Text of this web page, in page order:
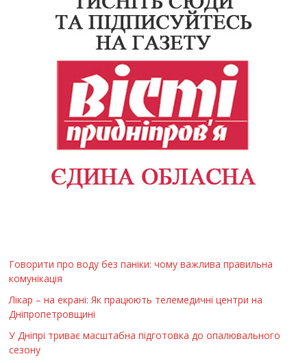
Говорити про воду без паніки: чому важлива правильна
комунікація
Лікар – на екрані: Як працюють телемедичні центри на
Дніпропетровщині
У Дніпрі триває масштабна підготовка до опалювального
сезону